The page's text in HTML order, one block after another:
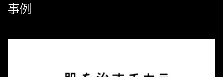
事例